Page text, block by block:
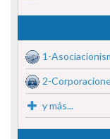
1-
2-
y más...